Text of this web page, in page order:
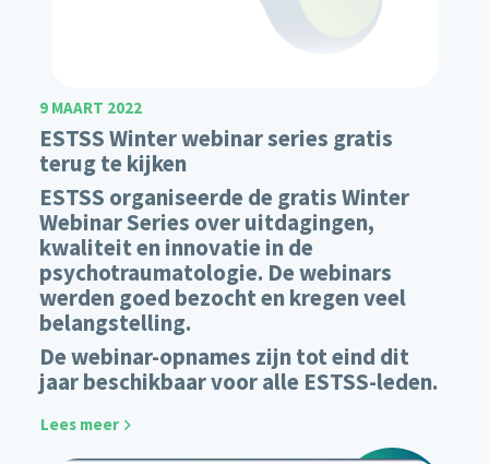
9 MAART 2022
ESTSS Winter webinar series gratis
terug te kijken
ESTSS organiseerde de gratis Winter
Webinar Series over uitdagingen,
kwaliteit en innovatie in de
psychotraumatologie. De webinars
werden goed bezocht en kregen veel
belangstelling.
De webinar-opnames zijn tot eind dit
jaar beschikbaar voor alle ESTSS-leden.
Lees meer